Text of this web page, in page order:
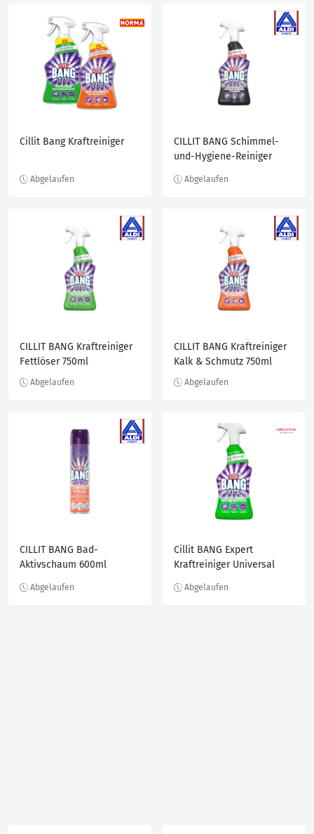
Cillit Bang Kraftreiniger
CILLIT BANG Schimmel-
und-Hygiene-Reiniger
CILLIT BANG Kraftreiniger
Fettlöser 750ml
CILLIT BANG Kraftreiniger
Kalk & Schmutz 750ml
CILLIT BANG Bad-
Aktivschaum 600ml
Cillit BANG Expert
Kraftreiniger Universal